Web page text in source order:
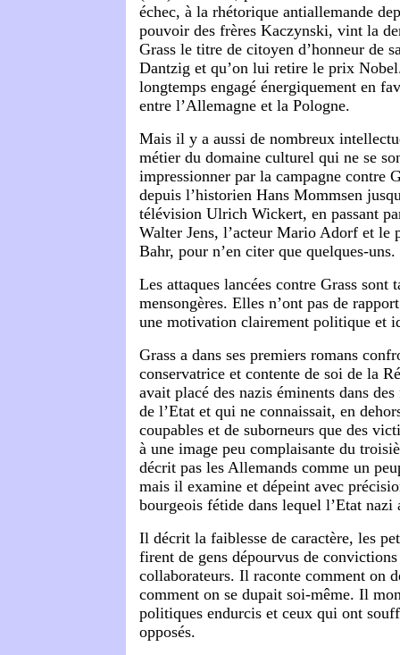
échec, à la rhétorique antiallemande
pouvoir des frères Kaczynski, vint la
Grass le titre de citoyen d’honneur de
Dantzig et qu’on lui retire le prix
longtemps engagé énergiquement en
entre l’Allemagne et la Pologne.
Mais il y a aussi de nombreux
métier du domaine culturel qui ne se
impressionner par la campagne contre
depuis l’historien Hans Mommsen
télévision Ulrich Wickert, en passant
Walter Jens, l’acteur Mario Adorf et le
Bahr, pour n’en citer que quelques-uns.
Les attaques lancées contre Grass sont
mensongères. Elles n’ont pas de
une motivation clairement politique et
Grass a dans ses premiers romans
conservatrice et contente de soi de la
avait placé des nazis éminents dans
de l’Etat et qui ne connaissait, en
coupables et de suborneurs que des
à une image peu complaisante du
décrit pas les Allemands comme un
mais il examine et dépeint avec
bourgeois fétide dans lequel l’Etat nazi
Il décrit la faiblesse de caractère, les
firent de gens dépourvus de convictions
collaborateurs. Il raconte comment on
comment on se dupait soi-même. Il
politiques endurcis et ceux qui ont
opposés.